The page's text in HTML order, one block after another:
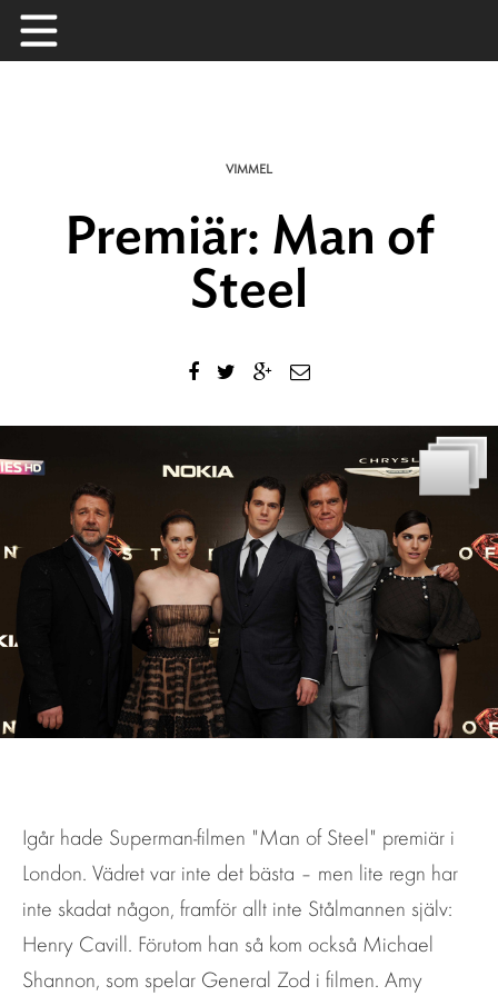
Skip
to
VIMMEL
Premiär: Man of
Steel
Igår hade Superman-filmen "Man of Steel" premiär i
London. Vädret var inte det bästa – men lite regn har
inte skadat någon, framför allt inte Stålmannen själv:
Henry Cavill. Förutom han så kom också Michael
Shannon, som spelar General Zod i filmen. Amy